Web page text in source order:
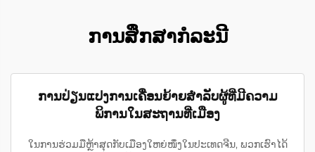
ການສຶກສາກໍລະນີ
ການປ່ຽນແປງການເຄື່ອນຍ້າຍສຳລັບຜູ້ທີ່ມີຄວາມ
ພິການໃນສະຖານທີ່ເມືອງ
ໃນການຮ່ວມມືຫຼ້າສຸດກັບເມືອງໃຫຍ່ໜຶ່ງໃນປະເທດຈີນ, ພວກເຮົາໄດ້